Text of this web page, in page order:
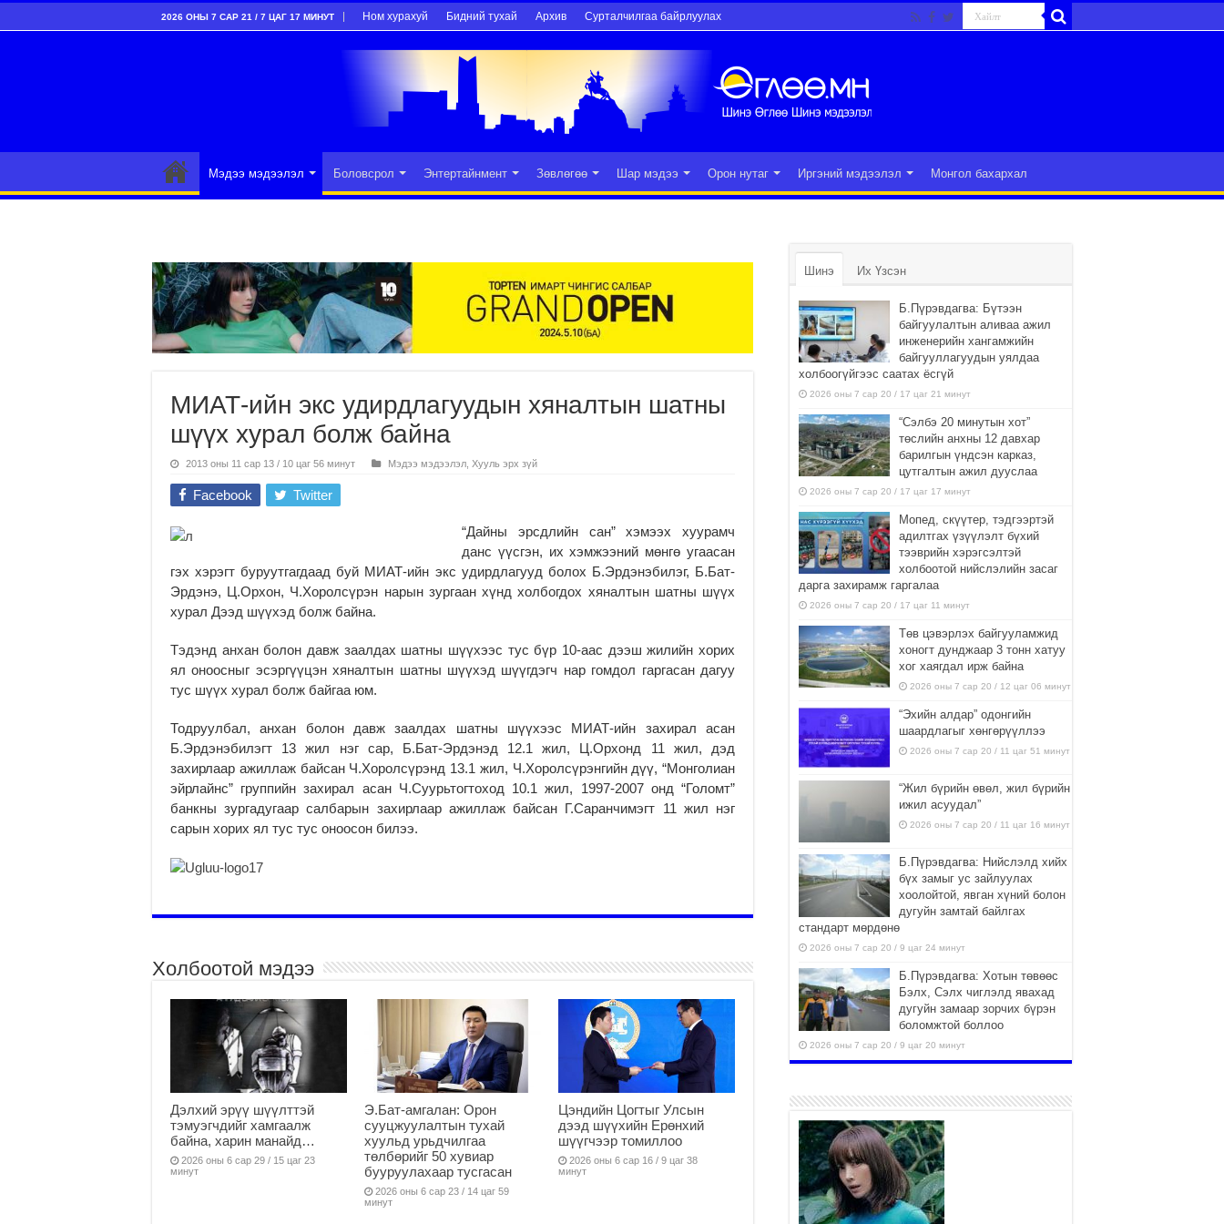
2026 ОНЫ 7 САР 21 / 7 ЦАГ 17 МИНУТ Ном хурахуй Бидний тухай Архив Сурталчилгаа байрлуулах
Мэдээ мэдээлэл Боловсрол Энтертайнмент Зөвлөгөө Шар мэдээ Орон нутаг Иргэний мэдээлэл Монгол бахархал
МИАТ-ийн экс удирдлагуудын хяналтын шатны
шүүх хурал болж байна
2013 оны 11 сар 13 / 10 цаг 56 минут Мэдээ мэдээлэл Хууль эрх зүй
Facebook Twitter
“Дайны эрсдлийн сан” хэмээх хуурамч
данс үүсгэн, их хэмжээний мөнгө угаасан
гэх хэрэгт буруутгагдаад буй МИАТ-ийн экс удирдлагууд болох Б.Эрдэнэбилэг, Б.Бат-
Эрдэнэ, Ц.Орхон, Ч.Хоролсүрэн нарын зургаан хүнд холбогдох хяналтын шатны шүүх
хурал Дээд шүүхэд болж байна.
Тэдэнд анхан болон давж заалдах шатны шүүхээс тус бүр 10-аас дээш жилийн хорих
ял оноосныг эсэргүүцэн хяналтын шатны шүүхэд шүүгдэгч нар гомдол гаргасан дагуу
тус шүүх хурал болж байгаа юм.
Тодруулбал, анхан болон давж заалдах шатны шүүхээс МИАТ-ийн захирал асан
Б.Эрдэнэбилэгт 13 жил нэг сар, Б.Бат-Эрдэнэд 12.1 жил, Ц.Орхонд 11 жил, дэд
захирлаар ажиллаж байсан Ч.Хоролсүрэнд 13.1 жил, Ч.Хоролсүрэнгийн дүү, “Монголиан
эйрлайнс” группийн захирал асан Ч.Суурьтогтоход 10.1 жил, 1997-2007 онд “Голомт”
банкны зургадугаар салбарын захирлаар ажиллаж байсан Г.Саранчимэгт 11 жил нэг
сарын хорих ял тус тус оноосон билээ.
Холбоотой мэдээ
Дэлхий эрүү шүүлттэй
тэмуэгчдийг хамгаалж
байна, харин манайд…
2026 оны 6 сар 29 / 15 цаг 23
минут
Э.Бат-амгалан: Орон
сууцжуулалтын тухай
хуульд урьдчилгаа
төлбөрийг 50 хувиар
бууруулахаар тусгасан
2026 оны 6 сар 23 / 14 цаг 59
минут
Цэндийн Цогтыг Улсын
дээд шүүхийн Ерөнхий
шүүгчээр томиллоо
2026 оны 6 сар 16 / 9 цаг 38
минут
Шинэ Их Үзсэн
Б.Пүрэвдагва: Бүтээн
байгуулалтын аливаа ажил
инженерийн хангамжийн
байгууллагуудын уялдаа
холбоогүйгээс саатах ёсгүй
2026 оны 7 сар 20 / 17 цаг 21 минут
“Сэлбэ 20 минутын хот”
төслийн анхны 12 давхар
барилгын үндсэн карказ,
цутгалтын ажил дууслаа
2026 оны 7 сар 20 / 17 цаг 17 минут
Мопед, скүүтер, тэдгээртэй
адилтгах үзүүлэлт бүхий
тээврийн хэрэгсэлтэй
холбоотой нийслэлийн засаг
дарга захирамж гаргалаа
2026 оны 7 сар 20 / 17 цаг 11 минут
Төв цэвэрлэх байгууламжид
хоногт дунджаар 3 тонн хатуу
хог хаягдал ирж байна
2026 оны 7 сар 20 / 12 цаг 06 минут
“Эхийн алдар” одонгийн
шаардлагыг хөнгөрүүллээ
2026 оны 7 сар 20 / 11 цаг 51 минут
“Жил бүрийн өвөл, жил бүрийн
ижил асуудал”
2026 оны 7 сар 20 / 11 цаг 16 минут
Б.Пүрэвдагва: Нийслэлд хийх
бүх замыг ус зайлуулах
хоолойтой, явган хүний болон
дугуйн замтай байлгах
стандарт мөрдөнө
2026 оны 7 сар 20 / 9 цаг 24 минут
Б.Пүрэвдагва: Хотын төвөөс
Бэлх, Сэлх чиглэлд явахад
дугуйн замаар зорчих бүрэн
боломжтой боллоо
2026 оны 7 сар 20 / 9 цаг 20 минут
шугам хоолойн ажил 80
хувьтай үргэлжилж байна
2026 оны 7 сар 20 / 9 цаг 14 минут
Усархаг аадар бороо орж
байгаа тул аюулгүй байдлаа
хангаж, үер усны аюулаас
сэрэмжлэхийг нийслэлийн